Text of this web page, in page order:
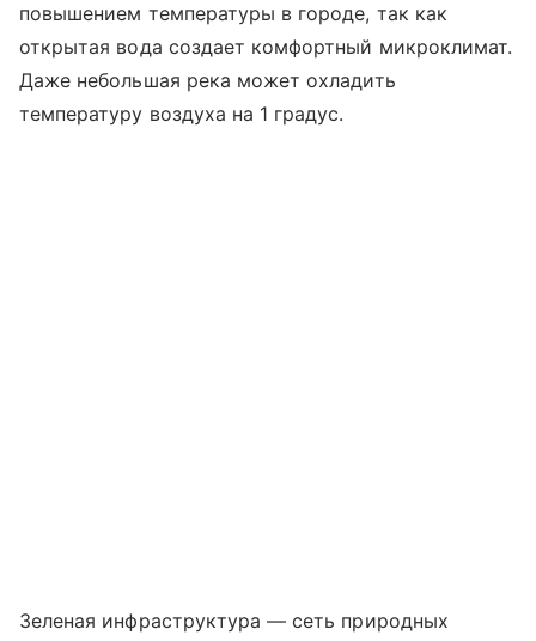
повышением температуры в городе, так как
открытая вода создает комфортный микроклимат.
Даже небольшая река может охладить
температуру воздуха на 1 градус.
Зеленая инфраструктура — сеть природных